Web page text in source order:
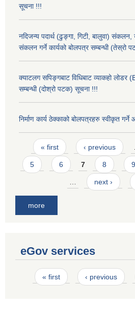
सूचना !!!
नदिजन्य पदार्थ (ढुङ्गा, गिटी, बालुवा)
संकलन गर्ने कार्यको बोलपत्र सम्बन्धी (तेस्रो
क्याटलग सपिङ्गबाट विधिबाट व्याकहो
सम्बन्धी (दोश्रो पटक) सूचना !!!
निर्माण कार्य ठेक्काको बोलपत्रहरु स्वीकृत
Pages
« first ‹ previous
5 6 7 8 9
next ›
more
eGov services
Pages
« first ‹ previous